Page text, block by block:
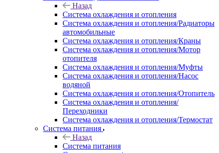
Назад
Система охлаждения и отопления
Система охлаждения и отопления/Радиаторы
автомобильные
Система охлаждения и отопления/Краны
Система охлаждения и отопления/Мотор
отопителя
Система охлаждения и отопления/Муфты
Система охлаждения и отопления/Насос
водяной
Система охлаждения и отопления/Отопитель
Система охлаждения и отопления/
Переходники
Система охлаждения и отопления/Термостат
Система питания
Назад
Система питания